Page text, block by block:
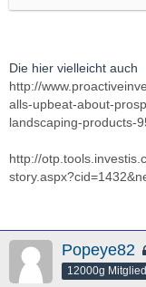
improvements-
http://
release-details/
http://
Also WENN, würde
Die hier vielleicht auch
http://
alls-upbeat-about-
landscaping-products-
http://
Popeye82
12000g Mitglied